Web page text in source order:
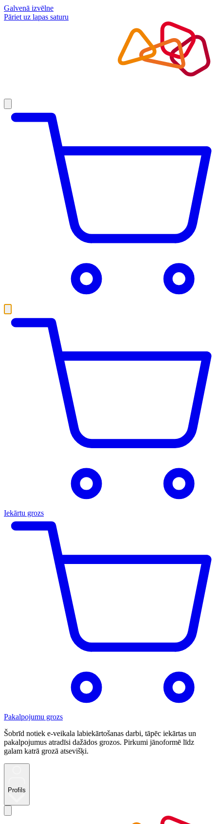
Galvenā izvēlne
Pāriet uz lapas saturu
Iekārtu grozs
Pakalpojumu grozs
Šobrīd notiek e-veikala labiekārtošanas darbi, tāpēc iekārtas un
pakalpojumus atradīsi dažādos grozos. Pirkumi jānoformē līdz
galam katrā grozā atsevišķi.
Profils